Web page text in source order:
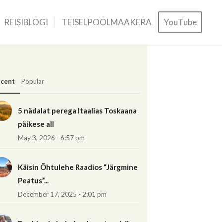
REISIBLOGI TEISELPOOLMAAKERA YouTube
Popular
5 nädalat perega Itaalias Toskaana
päikese all
May 3, 2026 - 6:57 pm
Käisin Õhtulehe Raadios “Järgmine
Peatus”...
December 17, 2025 - 2:01 pm